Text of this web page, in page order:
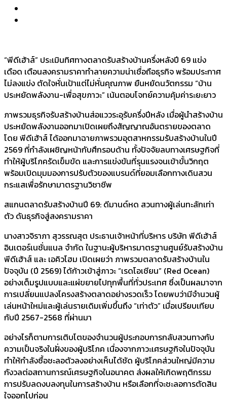
“พีดีเฮ้าส์” ประเมินทิศทางตลาดรับสร้างบ้านครึ่งหลังปี 69 แข่ง
เดือด เตือนสงครามราคาทำลายความน่าเชื่อถือธุรกิจ พร้อมประกาศ
ไม่ลงแข่ง ตัดใจหั่นเป้าแต่ไม่หั่นคุณภาพ ยืนหยัดนวัตกรรม “บ้าน
ประหยัดพลังงาน-เพื่อสุขภาวะ” เน้นตอบโจทย์ความคุ้มค่าระยะยาว
ภาพรวมธุรกิจรับสร้างบ้านส่อแววระอุรับครึ่งปีหลัง เมื่อผู้นำสร้างบ้าน
ประหยัดพลังงานออกมาเปิดเผยถึงสัญญาณอันตรายของตลาด
โดย พีดีเฮ้าส์ ได้ออกมาฉายภาพรวมอุตสาหกรรมรับสร้างบ้านในปี
2569 ที่กำลังเผชิญหน้ากับศึกรอบด้าน ทั้งปัจจัยลบทางเศรษฐกิจที่
ทำให้ผู้บริโภครัดเข็มขัด และการแข่งขันที่รุนแรงจนเข้าขั้นวิกฤต
พร้อมเปิดมุมมองการปรับตัวของแบรนด์ที่ยอมเลือกทางเดินสวน
กระแสเพื่อรักษามาตรฐานวิชาชีพ
สแกนตลาดรับสร้างบ้านปี 69: ดีมานด์หด สวนทางผู้เล่นทะลักเท่า
ตัว ดันธุรกิจสู่สงครามราคา
นางสาวจิราภา สุวรรณสุต ประธานเจ้าหน้าที่บริหาร บริษัท พีดีเฮ้าส์
อินเตอร์เนชั่นแนล จำกัด ในฐานะผู้บริหารมาตรฐานศูนย์รับสร้างบ้าน
พีดีเฮ้าส์ และ เอคิวโฮม เปิดเผยว่า ภาพรวมตลาดรับสร้างบ้านใน
ปัจจุบัน (ปี 2569) ได้ก้าวเข้าสู่ภาวะ “เรดโอเชียน” (Red Ocean)
อย่างเต็มรูปแบบและแผ่ขยายไปทุกพื้นที่ทั่วประเทศ ซึ่งเป็นผลมาจาก
การเปลี่ยนแปลงโครงสร้างตลาดอย่างรวดเร็ว โดยพบว่ามีจำนวนผู้
เล่นหน้าใหม่และผู้เล่นรายเดิมเพิ่มขึ้นถึง “เท่าตัว” เมื่อเปรียบเทียบ
กับปี 2567-2568 ที่ผ่านมา
อย่างไรก็ตามการเติบโตของจำนวนผู้ประกอบการกลับสวนทางกับ
ความเป็นจริงในฝั่งของผู้บริโภค เนื่องจากภาวะเศรษฐกิจในปัจจุบัน
ทำให้กำลังซื้อชะลอตัวลงอย่างเห็นได้ชัด ผู้บริโภคส่วนใหญ่มีความ
กังวลต่อสถานการณ์เศรษฐกิจในอนาคต ส่งผลให้เกิดพฤติกรรม
การปรับลดงบลงทุนในการสร้างบ้าน หรือเลือกที่จะชะลอการตัดสิน
ใจออกไปก่อน